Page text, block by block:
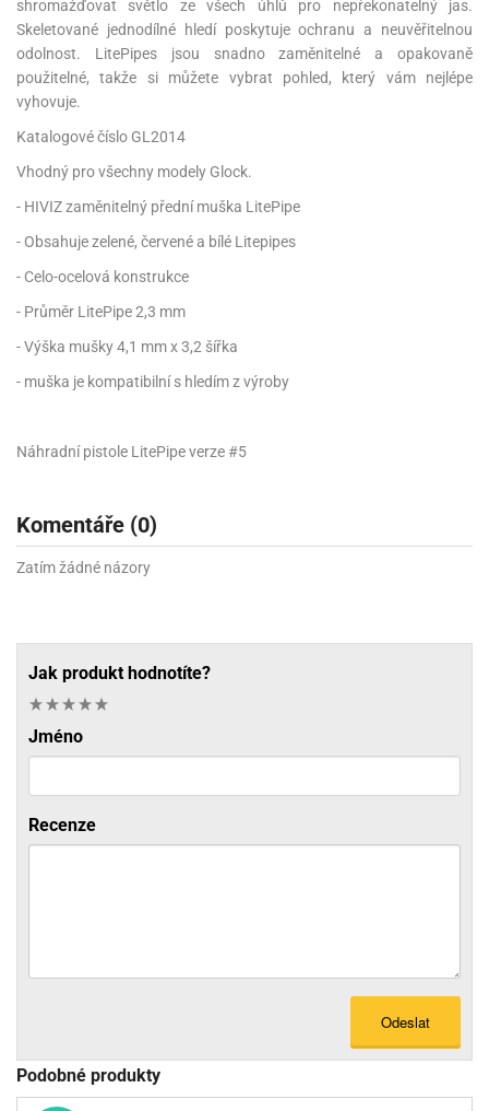
shromažďovat světlo ze všech úhlů pro nepřekonatelný jas.
Skeletované jednodílné hledí poskytuje ochranu a neuvěřitelnou
odolnost. LitePipes jsou snadno zaměnitelné a opakovaně
použitelné, takže si můžete vybrat pohled, který vám nejlépe
vyhovuje.
Katalogové číslo GL2014
Vhodný pro všechny modely Glock.
- HIVIZ zaměnitelný přední muška LitePipe
- Obsahuje zelené, červené a bílé Litepipes
- Celo-ocelová konstrukce
- Průměr LitePipe 2,3 mm
- Výška mušky 4,1 mm x 3,2 šířka
- muška je kompatibilní s hledím z výroby
Náhradní pistole LitePipe verze #5
Komentáře (0)
Zatím žádné názory
Jak produkt hodnotíte?
Jméno
Recenze
Odeslat
Podobné produkty